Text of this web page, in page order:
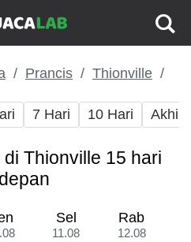
Prancis Thionville
7 Hari 10 Hari Akhir
Thionville 15 hari
Sel
11.08
Rab
12.08